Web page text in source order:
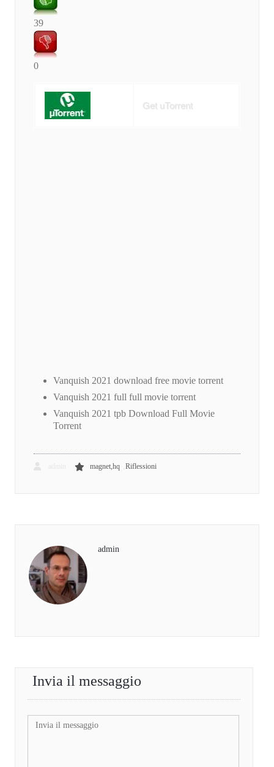
39
0
Get uTorrent
Vanquish 2021 download free movie torrent
Vanquish 2021 full full movie torrent
Vanquish 2021 tpb Download Full Movie
Torrent
magnet,hq Riflessioni
admin
Invia il messaggio